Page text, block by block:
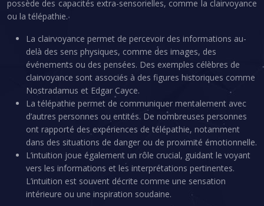
possède des capacités extra-sensorielles, comme la clairvoyance
ou la télépathie.
La clairvoyance permet de percevoir des informations au-
delà des sens physiques, comme des images, des
événements ou des pensées. Des exemples célèbres de
clairvoyance sont associés à des figures historiques comme
Nostradamus et Edgar Cayce.
La télépathie permet de communiquer mentalement avec
d’autres personnes ou entités. De nombreuses personnes
ont rapporté des expériences de télépathie, notamment
dans des situations de danger ou de proximité émotionnelle.
L’intuition joue également un rôle crucial, guidant le voyant
vers les informations et les interprétations pertinentes.
L’intuition est souvent décrite comme une sensation
intérieure ou une inspiration soudaine.